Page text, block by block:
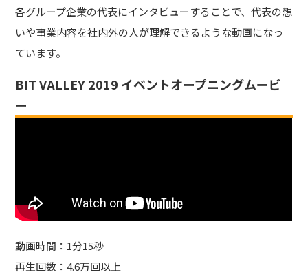
各グループ企業の代表にインタビューすることで、代表の想
いや事業内容を社内外の人が理解できるような動画になっ
ています。
BIT VALLEY 2019 イベントオープニングムービ
ー
動画時間：1分15秒
再生回数：4.6万回以上